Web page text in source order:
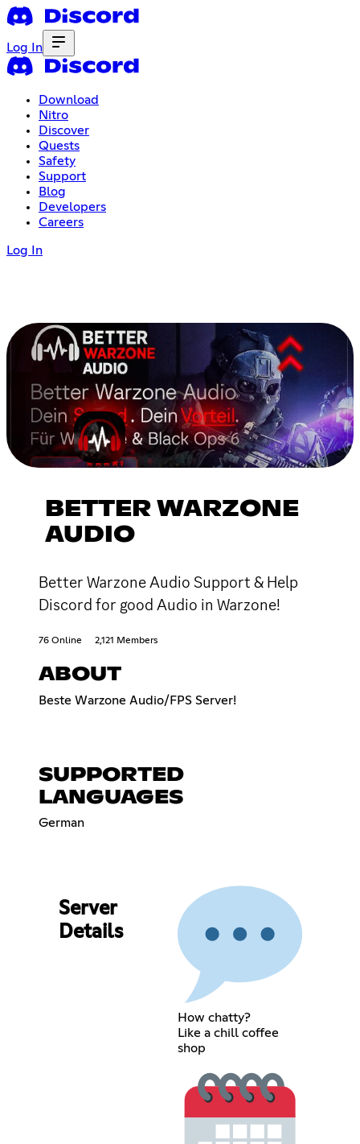
Log In
Download
Nitro
Discover
Quests
Safety
Support
Blog
Developers
Careers
Log In
BETTER WARZONE
AUDIO
Better Warzone Audio Support & Help
Discord for good Audio in Warzone!
76 Online 2,121 Members
ABOUT
Beste Warzone Audio/FPS Server!ㅤㅤㅤㅤㅤㅤㅤㅤㅤㅤㅤㅤㅤㅤㅤㅤㅤㅤㅤㅤㅤㅤㅤㅤㅤㅤㅤㅤㅤㅤㅤㅤㅤㅤㅤㅤㅤㅤㅤㅤㅤㅤㅤㅤㅤㅤㅤㅤㅤㅤㅤㅤㅤㅤㅤㅤㅤㅤㅤㅤㅤㅤㅤㅤㅤㅤㅤㅤㅤㅤㅤㅤㅤㅤㅤㅤㅤㅤㅤㅤㅤㅤㅤㅤㅤㅤㅤㅤㅤㅤㅤㅤㅤㅤㅤㅤㅤㅤㅤㅤㅤㅤㅤㅤㅤㅤㅤㅤㅤㅤㅤㅤㅤㅤㅤㅤㅤㅤㅤㅤㅤㅤㅤㅤㅤㅤㅤㅤㅤㅤㅤㅤㅤㅤㅤㅤㅤㅤㅤㅤㅤㅤㅤㅤㅤㅤㅤㅤㅤㅤㅤㅤㅤㅤㅤㅤㅤㅤㅤㅤㅤㅤㅤㅤㅤㅤㅤㅤㅤㅤㅤㅤㅤㅤㅤㅤㅤㅤㅤㅤㅤㅤㅤㅤㅤㅤㅤㅤㅤㅤㅤㅤㅤㅤㅤㅤㅤㅤㅤㅤㅤㅤㅤㅤㅤㅤㅤㅤㅤㅤㅤㅤㅤㅤㅤㅤㅤㅤㅤㅤㅤㅤㅤㅤㅤㅤㅤㅤㅤㅤㅤㅤㅤㅤㅤㅤㅤㅤㅤㅤㅤㅤㅤㅤㅤㅤㅤㅤㅤㅤㅤㅤㅤㅤㅤㅤㅤㅤㅤㅤㅤㅤㅤㅤㅤㅤㅤㅤㅤㅤㅤㅤㅤㅤㅤㅤㅤㅤㅤㅤㅤㅤㅤㅤㅤㅤㅤㅤㅤㅤㅤㅤㅤㅤㅤㅤㅤㅤㅤㅤㅤㅤㅤㅤㅤㅤㅤㅤㅤㅤㅤㅤㅤㅤㅤㅤㅤㅤㅤㅤㅤㅤㅤㅤㅤㅤㅤㅤㅤㅤㅤㅤㅤㅤㅤㅤㅤㅤㅤㅤㅤㅤㅤㅤㅤㅤㅤㅤㅤㅤㅤㅤㅤㅤㅤㅤㅤㅤㅤㅤㅤㅤㅤㅤㅤㅤㅤㅤㅤㅤ
SUPPORTED
LANGUAGES
German
Server
Details
How chatty?
Like a chill coffee
shop